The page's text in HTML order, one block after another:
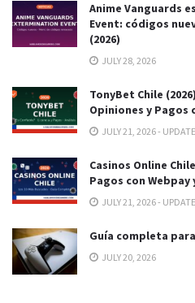
Anime Vanguards
Event: códigos
(2026)
JULY 28, 2026
TonyBet Chile
Opiniones y Pagos
JULY 21, 2026 -
Casinos Online
Pagos con Webpay
JULY 21, 2026 -
Guía completa
JULY 20, 2026